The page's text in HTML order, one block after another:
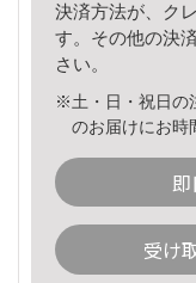
決済方法が、ク
す。その他の決
さい。
※土・日・祝日の
のお届けにお時
受け